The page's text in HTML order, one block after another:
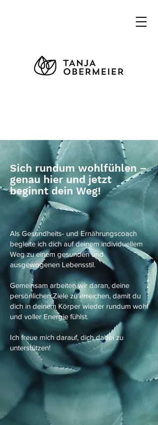
Sich rundum wohlfühlen –
genau hier und jetzt
beginnt dein Weg!
Als Gesundheits- und Ernährungscoach
begleite ich dich auf deinem individuellem
Weg zu einem gesunden und
ausgewogenen Lebensstil.
Gemeinsam arbeiten wir daran, deine
persönlichen Ziele zu erreichen, damit du
dich in deinem Körper wieder rundum wohl
und voller Energie fühlst.
Ich freue mich darauf, dich dabei zu
unterstützen!